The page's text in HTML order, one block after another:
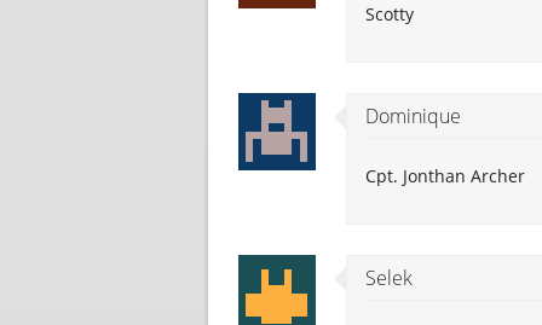
Scotty
Dominique
Cpt. Jonthan Archer
Selek